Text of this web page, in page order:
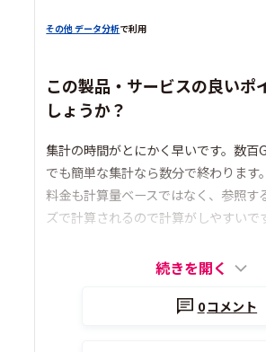
その他 データ分析で利用
この製品・サービスの良いポ
しょうか？
集計の時間がとにかく早いです。数百
でも簡単な集計なら数分で終わります。
料金も計算量ベースではなく、参照す
ズで計算されるので計算がしやすいで
続きを開く
0コメント